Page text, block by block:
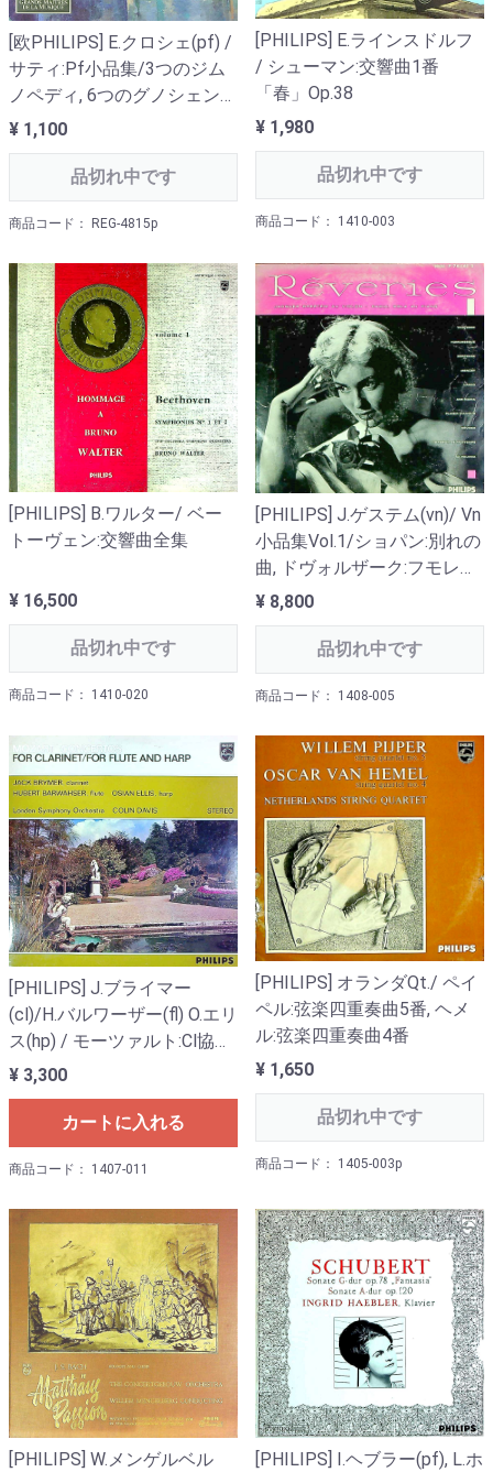
[欧PHILIPS] E.クロシェ(pf) /
サティ:Pf小品集/3つのジム
ノペディ, 6つのグノシェン
ヌ, 新しい冷たい小品, 2つの
夜の夢, 他
¥ 1,100
品切れ中です
商品コード： REG-4815p
[PHILIPS] E.ラインスドルフ
/ シューマン:交響曲1番
「春」Op.38
¥ 1,980
品切れ中です
商品コード： 1410-003
[PHILIPS] B.ワルター/ ベー
トーヴェン:交響曲全集
¥ 16,500
品切れ中です
商品コード： 1410-020
[PHILIPS] J.ゲステム(vn)/ Vn
小品集Vol.1/ショパン:別れの
曲, ドヴォルザーク:フモレス
ケ, シューベルト:アヴェ・マ
リア 他
¥ 8,800
品切れ中です
商品コード： 1408-005
[PHILIPS] J.ブライマー
(cl)/H.バルワーザー(fl) O.エリ
ス(hp) / モーツァルト:Cl協奏
曲K.622, FlとHp協奏曲K.299
¥ 3,300
カートに入れる
商品コード： 1407-011
[PHILIPS] オランダQt./ ペイ
ペル:弦楽四重奏曲5番, ヘメ
ル:弦楽四重奏曲4番
¥ 1,650
品切れ中です
商品コード： 1405-003p
[PHILIPS] W.メンゲルベル
[PHILIPS] I.ヘブラー(pf), L.ホ